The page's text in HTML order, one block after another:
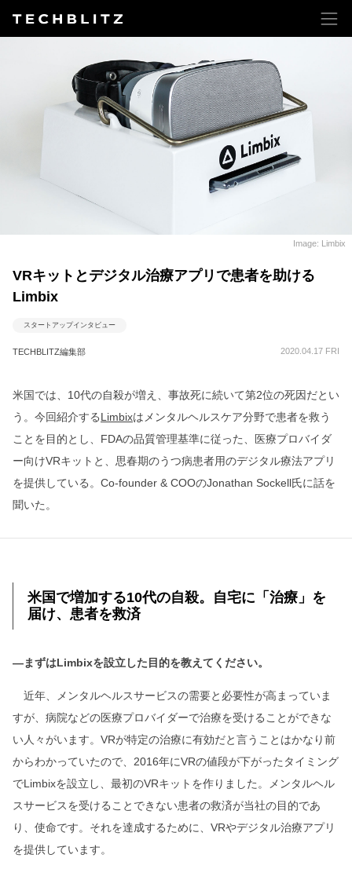
Image: Limbix
VRキットとデジタル治療アプリで患者を助ける
Limbix
スタートアップインタビュー
TECHBLITZ編集部 2020.04.17 FRI
米国では、10代の自殺が増え、事故死に続いて第2位の死因だとい
う。今回紹介するLimbixはメンタルヘルスケア分野で患者を救う
ことを目的とし、FDAの品質管理基準に従った、医療プロバイダ
ー向けVRキットと、思春期のうつ病患者用のデジタル療法アプリ
を提供している。Co-founder & COOのJonathan Sockell氏に話を
聞いた。
米国で増加する10代の自殺。自宅に「治療」を
届け、患者を救済
―まずはLimbixを設立した目的を教えてください。
近年、メンタルヘルスサービスの需要と必要性が高まっていま
すが、病院などの医療プロバイダーで治療を受けることができな
い人々がいます。VRが特定の治療に有効だと言うことはかなり前
からわかっていたので、2016年にVRの値段が下がったタイミング
でLimbixを設立し、最初のVRキットを作りました。メンタルヘル
スサービスを受けることできない患者の救済が当社の目的であ
り、使命です。それを達成するために、VRやデジタル治療アプリ
を提供しています。